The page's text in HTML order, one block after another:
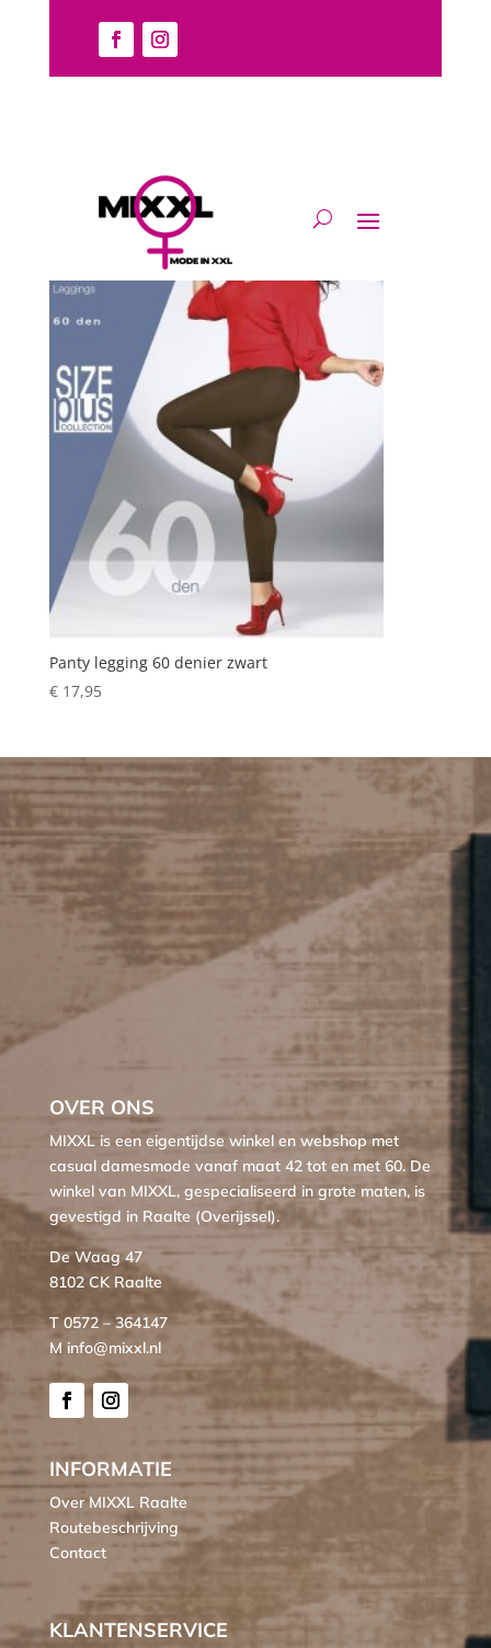
Home/Beenmode/Legging/ Divers
Panty legging 60 denier zwart
€17,95
OVER ONS
MIXXL is een eigentijdse winkel en webshop met
casual damesmode vanaf maat 42 tot en met 60. De
winkel van MIXXL, gespecialiseerd in grote maten, is
gevestigd in Raalte (Overijssel).
De Waag 47
8102 CK Raalte
T 0572 – 364147
M info@mixxl.nl
INFORMATIE
Over MIXXL Raalte
Routebeschrijving
Contact
KLANTENSERVICE